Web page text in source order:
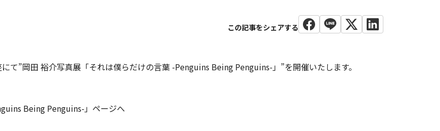
て”岡田 裕介写真展「それは僕らだけの言葉 -Penguins Being Penguins-」”を開催いたします。
Being Penguins-」ページへ